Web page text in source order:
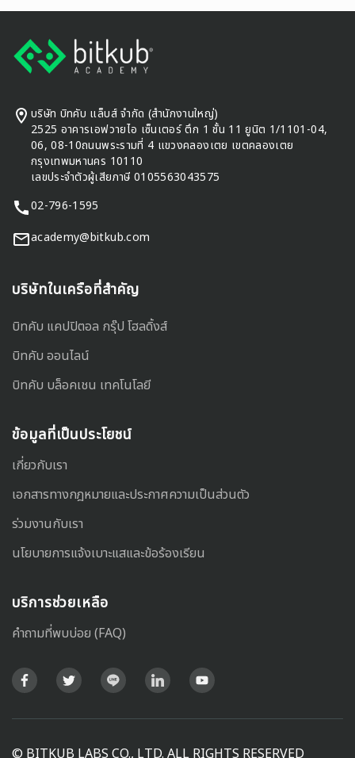
บริษัท บิทคับ แล็บส์ จำกัด (สำนักงานใหญ่)
2525 อาคารเอฟวายไอ เซ็นเตอร์ ตึก 1 ชั้น 11 ยูนิต 1/1101-04,
06, 08-10ถนนพระรามที่ 4 แขวงคลองเตย เขตคลองเตย
กรุงเทพมหานคร 10110
เลขประจำตัวผู้เสียภาษี 0105563043575
02-796-1595
academy@bitkub.com
บริษัทในเครือที่สำคัญ
บิทคับ แคปปิตอล กรุ๊ป โฮลดิ้งส์
บิทคับ ออนไลน์
บิทคับ บล็อคเชน เทคโนโลยี
ข้อมูลที่เป็นประโยชน์
เกี่ยวกับเรา
เอกสารทางกฎหมายและประกาศความเป็นส่วนตัว
ร่วมงานกับเรา
นโยบายการแจ้งเบาะแสและข้อร้องเรียน
บริการช่วยเหลือ
คำถามที่พบบ่อย (FAQ)
FacebookTwitter Line LinkedIn Youtube
© BITKUB LABS CO., LTD. ALL RIGHTS RESERVED